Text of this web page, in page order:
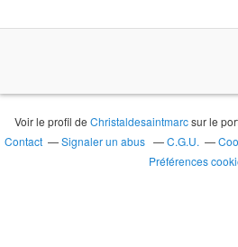
Voir le profil deChristaldesaintmarcsur le
Contact
Signaler un abus C.G.U.
Préférences